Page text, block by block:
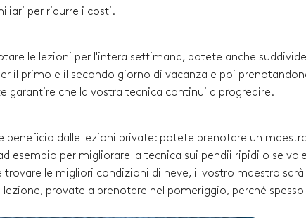
per ridurre i costi.
le lezioni per l'intera settimana, potete anche
il primo e il secondo giorno di vacanza e poi
garantire che la vostra tecnica continui a progredire.
beneficio dalle lezioni private: potete prenotare un
esempio per migliorare la tecnica sui pendii ripidi o se
le migliori condizioni di neve, il vostro maestro sarà
provate a prenotare nel pomeriggio, perché spesso